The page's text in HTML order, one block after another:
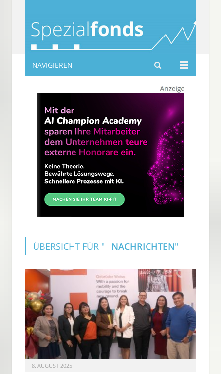
spezialfonds-info.de
NAVIGIEREN
ÜBERSICHT FÜR " NACHRICHTEN"
8. AUGUST 2025